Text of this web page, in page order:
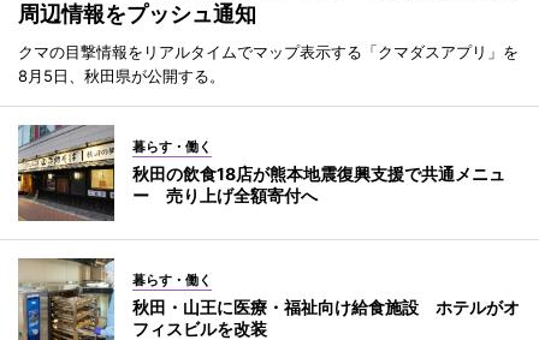
周辺情報をプッシュ通知
クマの目撃情報をリアルタイムでマップ表示する「クマダスアプリ」を
8月5日、秋田県が公開する。
暮らす・働く
秋田の飲食18店が熊本地震復興支援で共通メニュ
ー 売り上げ全額寄付へ
暮らす・働く
秋田・山王に医療・福祉向け給食施設 ホテルがオ
フィスビルを改装